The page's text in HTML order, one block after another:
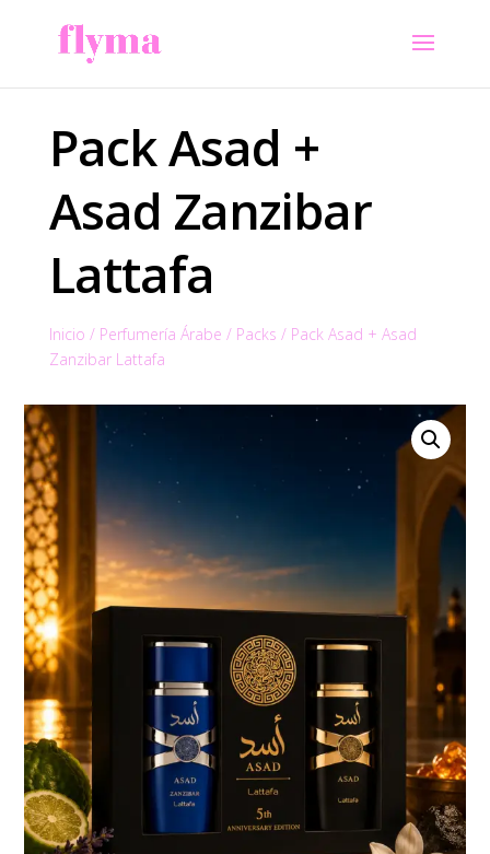
Pack Asad +
Asad Zanzibar
Lattafa
Inicio / Perfumería Árabe / Packs / Pack Asad + Asad
Zanzibar Lattafa